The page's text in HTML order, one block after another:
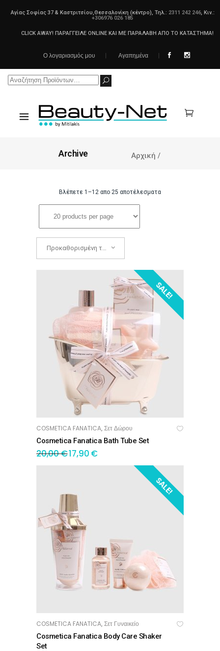
Αγίας Σοφίας 37 & Καστριτσίου,Θεσσαλονίκη (κέντρο), Τηλ.: 2311 242 246, Κιν.:
+306976 026 185
CLICK AWAY! ΠΑΡΑΓΓΕΙΛΕ ONLINE ΚΑΙ ΜΕ ΠΑΡΑΛΑΒΗ ΑΠΟ ΤΟ ΚΑΤΑΣΤΗΜΑ!
Ο λογαριασμός μου Αγαπημένα
Search
Archive Αρχική /
Βλέπετε 1–12 απο 25 αποτέλεσματα
Προκαθορισμένη ταξινόμηση
SALE!
ΠΡΟΣΘΉΚΗ ΣΤΟ ΚΑΛΆΘΙ
COSMETICA FANATICA, Σετ Δώρου
Cosmetica Fanatica Bath Tube Set
20,00€17,90 €
SALE!
ΠΡΟΣΘΉΚΗ ΣΤΟ ΚΑΛΆΘΙ
COSMETICA FANATICA, Σετ Γυναικείο
Cosmetica Fanatica Body Care Shaker
Set